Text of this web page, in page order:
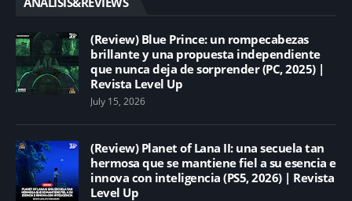
(Review) Blue Prince: un rompecabezas
brillante y una propuesta independiente
que nunca deja de sorprender (PC, 2025) |
Revista Level Up
July 15, 2026
(Review) Planet of Lana II: una secuela tan
hermosa que se mantiene fiel a su esencia e
innova con inteligencia (PS5, 2026) | Revista
Level Up